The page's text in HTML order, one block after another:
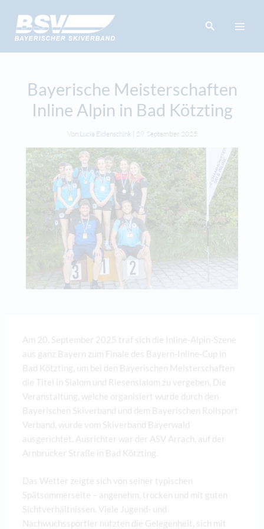
springen
Inhalt
springen
Suchen
Bayerische Meisterschaften
Inline Alpin in Bad Kötzting
Von Lucia Eidenschink 29. September 2025
Am 20. September 2025 traf sich die Inline-Alpin-Szene
aus ganz Bayern zum Finale des Bayern-Inline-Cup in
Bad Kötzting, um bei den Bayerischen Meisterschaften
die Titel in Slalom und Riesenslalom zu vergeben. Die
Veranstaltung, welche organisiert wurde durch den
Bayerischen Skiverband und dem Bayerischen Rollsport
Verband, wurde vom Skiverband Bayerwald
ausgerichtet. Ausrichter war der ASV Arrach, auf der
Arnbrucker Straße in Bad Kötzting.
Das Wetter zeigte sich von seiner typischen
Spätsommerseite – angenehm, trocken und mit guten
Sichtverhältnissen. Viele Jugend- und
Nachwuchssportler nutzten die Gelegenheit, sich mit